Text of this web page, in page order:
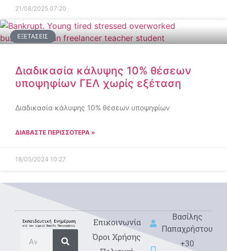
21/08/2025 07:20
ΕΞΕΤΆΣΕΙΣ
Διαδικασία κάλυψης 10% θέσεων
υποψηφίων ΓΕΛ χωρίς εξέταση
Διαδικασία κάλυψης 10% θέσεων υποψηφίων
ΔΙΑΒΑΣΤΕ ΠΕΡΙΣΣΟΤΕΡΑ »
18/05/2024 10:27
Eπικοινωνία
Όροι Χρήσης
Βασίλης
Παπαχρήστου
+30